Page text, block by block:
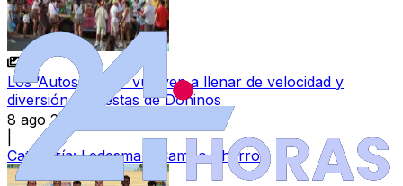
Los ‘Autos Locos’ vuelven a llenar de velocidad y
diversión las fiestas de Doñinos
8 ago 2026
Categoría:Ledesma y Campo Charro